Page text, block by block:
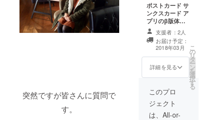
突然ですが皆さんに質問で
す。
ポストカード サ
ンクスカード ア
プリのβ版体験
長崎の大学生が
おすすめするカ
フェ10選 オリジ
ナルタンブラー
オリジナルラン
チョンマット オ
支援者：2人
お届け予定：
2018年03月
詳細を見る
こ
の
リ
タ
ー
ン
を
選
択
す
る
このプロ
ジェクト
は、All-or-